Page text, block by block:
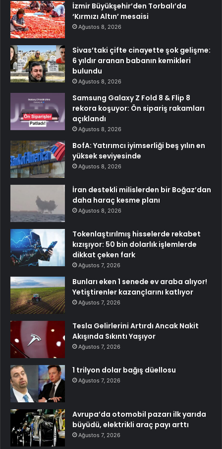
İzmir Büyükşehir’den Torbalı’da
‘Kırmızı Altın’ mesaisi
Ağustos 8, 2026
Sivas’taki çifte cinayette şok gelişme:
6 yıldır aranan babanın kemikleri
bulundu
Ağustos 8, 2026
Samsung Galaxy Z Fold 8 & Flip 8
rekora koşuyor: Ön sipariş rakamları
açıklandı
Ağustos 8, 2026
BofA: Yatırımcı iyimserliği beş yılın en
yüksek seviyesinde
Ağustos 8, 2026
İran destekli milislerden bir Boğaz’dan
daha haraç kesme planı
Ağustos 8, 2026
Tokenlaştırılmış hisselerde rekabet
kızışıyor: 50 bin dolarlık işlemlerde
dikkat çeken fark
Ağustos 7, 2026
Bunları eken 1 senede ev araba alıyor!
Yetiştirenler kazançlarını katlıyor
Ağustos 7, 2026
Tesla Gelirlerini Artırdı Ancak Nakit
Akışında Sıkıntı Yaşıyor
Ağustos 7, 2026
1 trilyon dolar bağış düellosu
Ağustos 7, 2026
Avrupa’da otomobil pazarı ilk yarıda
büyüdü, elektrikli araç payı arttı
Ağustos 7, 2026